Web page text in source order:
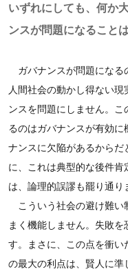
いずれにしても、何か
ンスが問題になること
ガバナンスが問題になる
人間社会の動かし得ない
ンスを問題にしません。
るのはガバナンスが有効
ナンスに欠陥があるからだ
に、これは典型的な後件
は、論理的誤謬も罷り通り
こういう社会の避け難い
まく機能しません。失敗
す。まさに、この点を衝い
の最大の利点は、賢人に